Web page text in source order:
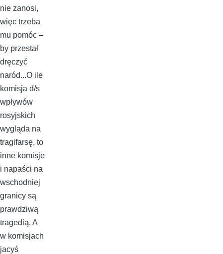
nie zanosi,
więc trzeba
mu pomóc –
by przestał
dręczyć
naród...O ile
komisja d/s
wpływów
rosyjskich
wygląda na
tragifarsę, to
inne komisje
i napaści na
wschodniej
granicy są
prawdziwą
tragedią. A
w komisjach
jacyś